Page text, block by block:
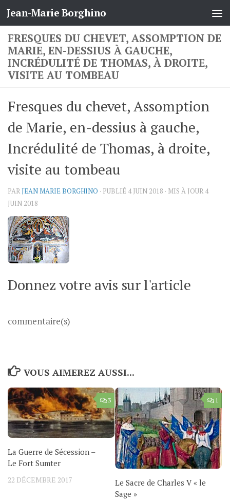
Skip to content
Jean-Marie Borghino
FRESQUES DU CHEVET, ASSOMPTION DE
MARIE, EN-DESSIUS À GAUCHE,
INCRÉDULITÉ DE THOMAS, À DROITE,
VISITE AU TOMBEAU
Fresques du chevet, Assomption
de Marie, en-dessius à gauche,
Incrédulité de Thomas, à droite,
visite au tombeau
PARJEAN MARIE BORGHINO · PUBLIÉ 4 JUIN 2018 · MIS À JOUR 4
JUIN 2018
Donnez votre avis sur l'article
commentaire(s)
VOUS AIMEREZ AUSSI...
3
La Guerre de Sécession –
Le Fort Sumter
22 DÉCEMBRE 2017
1
Le Sacre de Charles V « le
Sage »